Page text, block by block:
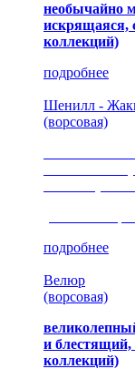
необычайно
искрящаяся,
коллекций)
подробнее
Шенилл -
(ворсовая)
подробнее
Велюр
(ворсовая)
и блестящий,
коллекций)